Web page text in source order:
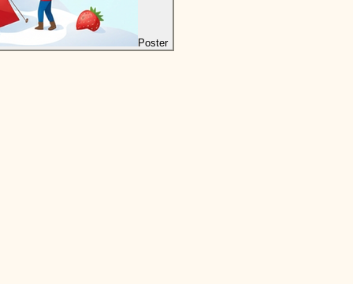
Poster